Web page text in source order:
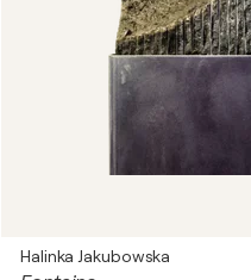
Halinka Jakubowska